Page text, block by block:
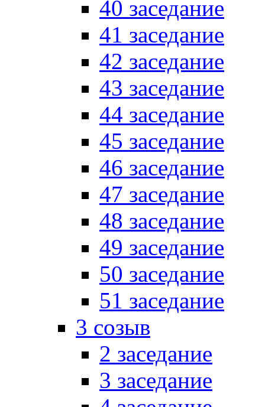
40 заседание
41 заседание
42 заседание
43 заседание
44 заседание
45 заседание
46 заседание
47 заседание
48 заседание
49 заседание
50 заседание
51 заседание
3 созыв
2 заседание
3 заседание